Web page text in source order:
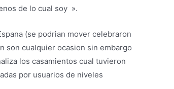
de lo cual soy ».
(se podri­an mover celebraron
son cualquier ocasion sin embargo
los casamientos cual tuvieron
por usuarios de niveles